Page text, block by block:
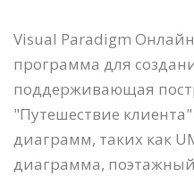
Visual Paradigm
программа для
поддерживающая
"Путешествие
диаграмм, таких как
диаграмма,